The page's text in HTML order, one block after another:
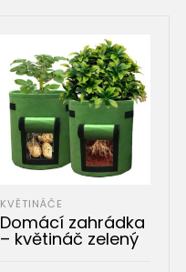
KVĚTINÁČE
Domácí zahrádka
– květináč zelený